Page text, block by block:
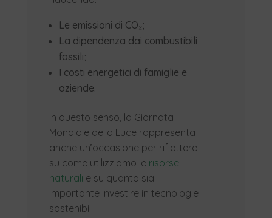
Le emissioni di CO₂;
La dipendenza dai combustibili
fossili;
I costi energetici di famiglie e
aziende.
In questo senso, la Giornata
Mondiale della Luce rappresenta
anche un’occasione per riflettere
su come utilizziamo le risorse
naturali e su quanto sia
importante investire in tecnologie
sostenibili.